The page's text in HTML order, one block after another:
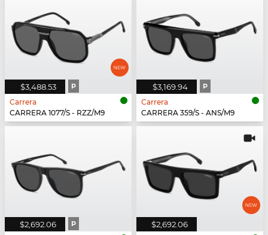
$3,488.53 P
Carrera
CARRERA 1077/S - RZZ/M9
$3,169.94 P
Carrera
CARRERA 359/S - ANS/M9
$2,692.06 P $2,692.06